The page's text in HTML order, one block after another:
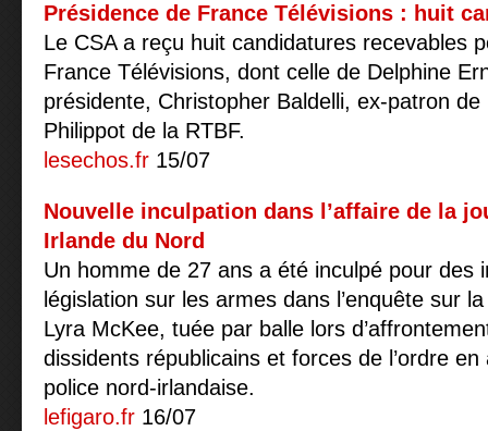
Présidence de France Télévisions : huit
Le CSA a reçu huit candidatures recevables
France Télévisions, dont celle de Delphine
présidente, Christopher Baldelli, ex-patron
Philippot de la RTBF.
lesechos.fr 15/07
Nouvelle inculpation dans l’affaire de la
Irlande du Nord
Un homme de 27 ans a été inculpé pour des
législation sur les armes dans l’enquête sur
Lyra McKee, tuée par balle lors
dissidents républicains et forces de l’ordre
police nord-irlandaise.
lefigaro.fr 16/07